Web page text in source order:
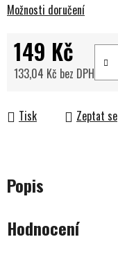
Možnosti doručení
149 Kč
133,04 Kč bez DPH
Tisk Zeptat se
Popis
Hodnocení